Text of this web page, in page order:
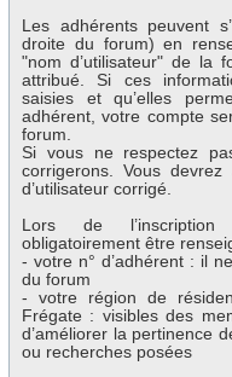
Les adhérents peuvent
droite du forum) en
"nom d’utilisateur" de la
attribué. Si ces
saisies et qu’elles
adhérent, votre compte
forum.
Si vous ne respectez
corrigerons. Vous
d’utilisateur corrigé.
Lors de l’inscription
obligatoirement être
- votre n° d’adhérent : il
du forum
- votre région de
Frégate : visibles des
d’améliorer la pertinence
ou recherches posées